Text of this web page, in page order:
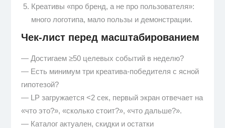
Креативы «про бренд, а не про пользователя»:
много логотипа, мало пользы и демонстрации.
Чек-лист перед масштабированием
— Достигаем ≥50 целевых событий в неделю?
— Есть минимум три креатива-победителя с ясной
гипотезой?
— LP загружается <2 сек, первый экран отвечает на
«что это?», «сколько стоит?», «что дальше?».
— Каталог актуален, скидки и остатки